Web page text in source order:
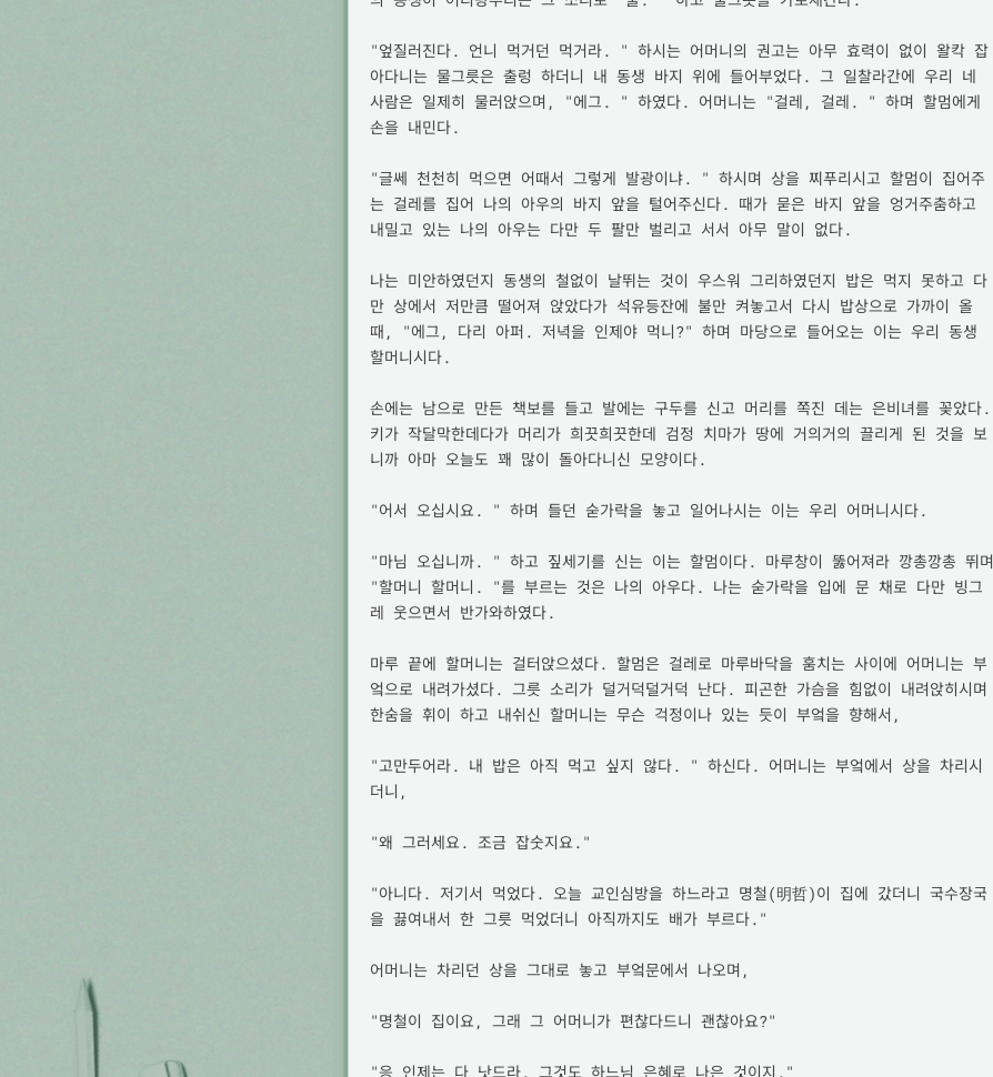
"엎질러진다. 언니 먹거던 먹거라. " 하시는 어머니의 권고는 아무 효력이 없이 왈칵 잡
아다니는 물그릇은 출렁 하더니 내 동생 바지 위에 들어부었다. 그 일찰라간에 우리 네
사람은 일제히 물러앉으며, "에그. " 하였다. 어머니는 "걸레, 걸레. " 하며 할멈에게
손을 내민다.
"글쎄 천천히 먹으면 어때서 그렇게 발광이냐. " 하시며 상을 찌푸리시고 할멈이 집어주
는 걸레를 집어 나의 아우의 바지 앞을 털어주신다. 때가 묻은 바지 앞을 엉거주춤하고
내밀고 있는 나의 아우는 다만 두 팔만 벌리고 서서 아무 말이 없다.
나는 미안하였던지 동생의 철없이 날뛰는 것이 우스워 그리하였던지 밥은 먹지 못하고 다
만 상에서 저만큼 떨어져 앉았다가 석유등잔에 불만 켜놓고서 다시 밥상으로 가까이 올
때, "에그, 다리 아퍼. 저녁을 인제야 먹니?" 하며 마당으로 들어오는 이는 우리 동생
할머니시다.
손에는 남으로 만든 책보를 들고 발에는 구두를 신고 머리를 쪽진 데는 은비녀를 꽂았다.
키가 작달막한데다가 머리가 희끗희끗한데 검정 치마가 땅에 거의거의 끌리게 된 것을 보
니까 아마 오늘도 꽤 많이 돌아다니신 모양이다.
"어서 오십시요. " 하며 들던 숟가락을 놓고 일어나시는 이는 우리 어머니시다.
"마님 오십니까. " 하고 짚세기를 신는 이는 할멈이다. 마루창이 뚫어져라 깡총깡총 뛰며
"할머니 할머니. "를 부르는 것은 나의 아우다. 나는 숟가락을 입에 문 채로 다만 빙그
레 웃으면서 반가와하였다.
마루 끝에 할머니는 걸터앉으셨다. 할멈은 걸레로 마루바닥을 훔치는 사이에 어머니는 부
엌으로 내려가셨다. 그릇 소리가 덜거덕덜거덕 난다. 피곤한 가슴을 힘없이 내려앉히시며
한숨을 휘이 하고 내쉬신 할머니는 무슨 걱정이나 있는 듯이 부엌을 향해서,
"고만두어라. 내 밥은 아직 먹고 싶지 않다. " 하신다. 어머니는 부엌에서 상을 차리시
더니,
"왜 그러세요. 조금 잡숫지요."
"아니다. 저기서 먹었다. 오늘 교인심방을 하느라고 명철(明哲)이 집에 갔더니 국수장국
을 끓여내서 한 그릇 먹었더니 아직까지도 배가 부르다."
어머니는 차리던 상을 그대로 놓고 부엌문에서 나오며,
"명철이 집이요, 그래 그 어머니가 편찮다드니 괜찮아요?"
"응 인제는 다 낫드라. 그것도 하느님 은혜로 나은 것이지."